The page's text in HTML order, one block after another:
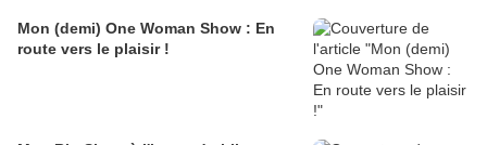
Mon (demi) One Woman Show : En
route vers le plaisir !